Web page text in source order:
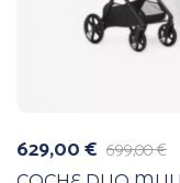
699,00€
El
629,00€
El